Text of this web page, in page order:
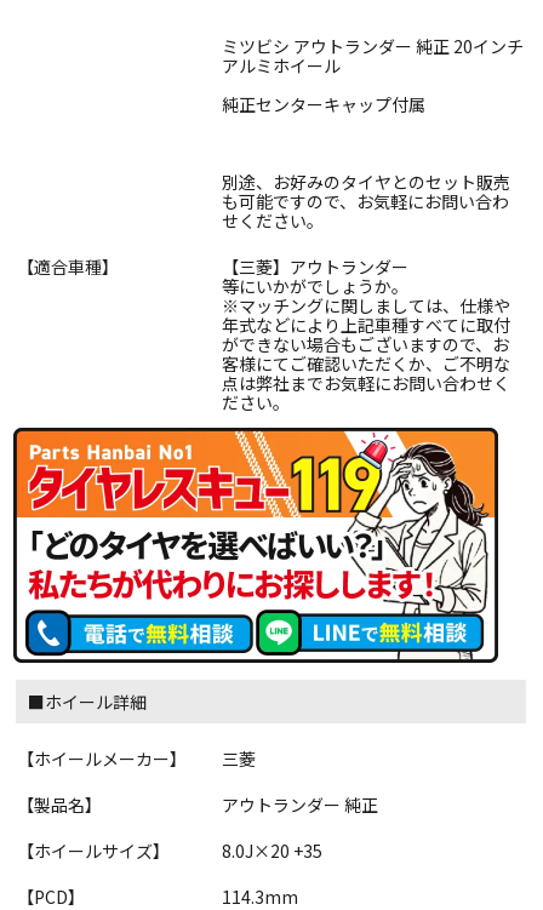
ミツビシ アウトランダー 純正 20インチ
アルミホイール
純正センターキャップ付属
別途、お好みのタイヤとのセット販売
も可能ですので、お気軽にお問い合わ
せください。
【適合車種】
【三菱】アウトランダー
等にいかがでしょうか。
※マッチングに関しましては、仕様や
年式などにより上記車種すべてに取付
ができない場合もございますので、お
客様にてご確認いただくか、ご不明な
点は弊社までお気軽にお問い合わせく
ださい。
■ホイール詳細
【ホイールメーカー】
三菱
【製品名】
アウトランダー 純正
【ホイールサイズ】
8.0J×20 +35
【PCD】
114.3mm